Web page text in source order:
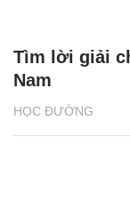
HỌC ĐƯỜNG
Tìm lời giải
Nam